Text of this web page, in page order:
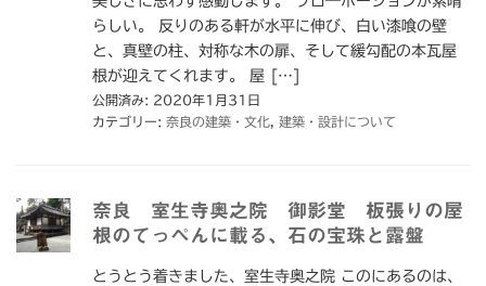
らしい。 反りのある軒が水平に伸び、白い漆喰の壁
と、真壁の柱、対称な木の扉、そして緩勾配の本瓦屋
根が迎えてくれます。 屋 […]
公開済み: 2020年1月31日
カテゴリー: 奈良の建築・文化 建築・設計について
奈良 室生寺奥之院 御影堂 板張りの屋
根のてっぺんに載る、石の宝珠と露盤
とうとう着きました、室生寺奥之院 このにあるのは、